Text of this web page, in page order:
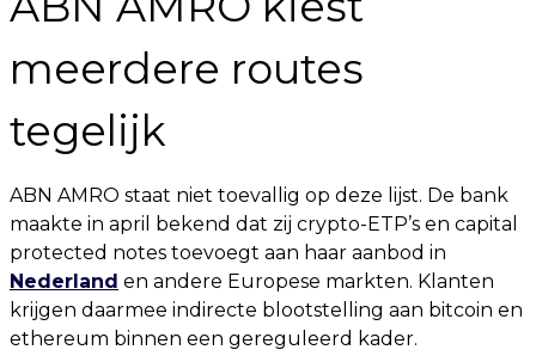
meerdere routes
tegelijk
ABN AMRO staat niet toevallig op deze lijst. De bank
maakte in april bekend dat zij crypto-ETP’s en capital
protected notes toevoegt aan haar aanbod in
Nederland en andere Europese markten. Klanten
krijgen daarmee indirecte blootstelling aan bitcoin en
ethereum binnen een gereguleerd kader.